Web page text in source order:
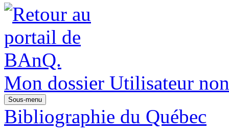
Mon dossier Utilisateur
Sous-menu
Bibliographie du Québec